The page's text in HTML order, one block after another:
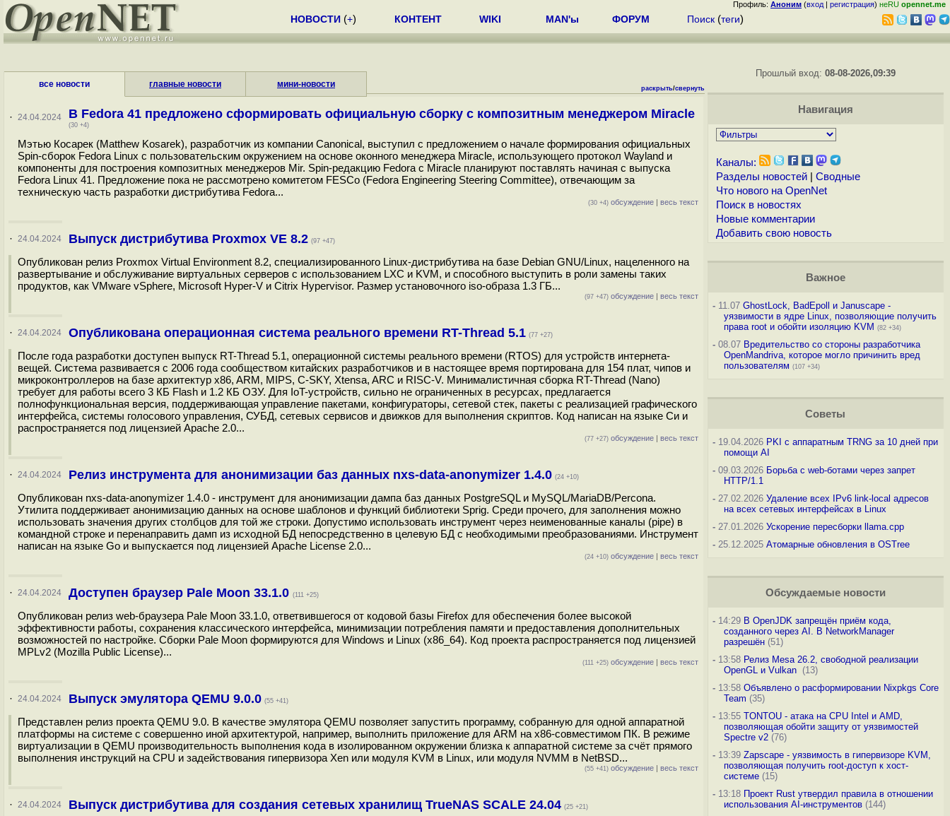
Профиль: Аноним (вход | регистрация) неRU opennet.me
НОВОСТИ (+) КОНТЕНТ WIKI MAN'ы ФОРУМ Поиск (теги)
все новости главные новости мини-новости раскрыть/свернуть
· 24.04.2024 В Fedora 41 предложено сформировать официальную сборку с композитным менеджером Miracle
(30 +4)
Мэтью Косарек (Matthew Kosarek), разработчик из компании Canonical, выступил с предложением о начале формирования официальных
Spin-сборок Fedora Linux с пользовательским окружением на основе оконного менеджера Miracle, использующего протокол Wayland и
компоненты для построения композитных менеджеров Mir. Spin-редакцию Fedora с Miracle планируют поставлять начиная с выпуска
Fedora Linux 41. Предложение пока не рассмотрено комитетом FESCo (Fedora Engineering Steering Committee), отвечающим за
техническую часть разработки дистрибутива Fedora...
(30 +4) обсуждение | весь текст
· 24.04.2024 Выпуск дистрибутива Proxmox VE 8.2 (97 +47)
Опубликован релиз Proxmox Virtual Environment 8.2, специализированного Linux-дистрибутива на базе Debian GNU/Linux, нацеленного на
развертывание и обслуживание виртуальных серверов с использованием LXC и KVM, и способного выступить в роли замены таких
продуктов, как VMware vSphere, Microsoft Hyper-V и Citrix Hypervisor. Размер установочного iso-образа 1.3 ГБ...
(97 +47) обсуждение | весь текст
· 24.04.2024 Опубликована операционная система реального времени RT-Thread 5.1 (77 +27)
После года разработки доступен выпуск RT-Thread 5.1, операционной системы реального времени (RTOS) для устройств интернета-
вещей. Система развивается с 2006 года сообществом китайских разработчиков и в настоящее время портирована для 154 плат, чипов и
микроконтроллеров на базе архитектур x86, ARM, MIPS, С-SKY, Xtensa, ARC и RISC-V. Минималистичная сборка RT-Thread (Nano)
требует для работы всего 3 КБ Flash и 1.2 КБ ОЗУ. Для IoT-устройств, сильно не ограниченных в ресурсах, предлагается
полнофункциональная версия, поддерживающая управление пакетами, конфигураторы, сетевой стек, пакеты с реализацией графического
интерфейса, системы голосового управления, СУБД, сетевых сервисов и движков для выполнения скриптов. Код написан на языке Си и
распространяется под лицензией Apache 2.0...
(77 +27) обсуждение | весь текст
· 24.04.2024 Релиз инструмента для анонимизации баз данных nxs-data-anonymizer 1.4.0 (24 +10)
Опубликован nxs-data-anonymizer 1.4.0 - инструмент для анонимизации дампа баз данных PostgreSQL и MySQL/MariaDB/Percona.
Утилита поддерживает анонимизацию данных на основе шаблонов и функций библиотеки Sprig. Среди прочего, для заполнения можно
использовать значения других столбцов для той же строки. Допустимо использовать инструмент через неименованные каналы (pipe) в
командной строке и перенаправить дамп из исходной БД непосредственно в целевую БД с необходимыми преобразованиями. Инструмент
написан на языке Go и выпускается под лицензией Apache License 2.0...
(24 +10) обсуждение | весь текст
· 24.04.2024 Доступен браузер Pale Moon 33.1.0 (111 +25)
Опубликован релиз web-браузера Pale Moon 33.1.0, ответвившегося от кодовой базы Firefox для обеспечения более высокой
эффективности работы, сохранения классического интерфейса, минимизации потребления памяти и предоставления дополнительных
возможностей по настройке. Сборки Pale Moon формируются для Windows и Linux (x86_64). Код проекта распространяется под лицензией
MPLv2 (Mozilla Public License)...
(111 +25) обсуждение | весь текст
· 24.04.2024 Выпуск эмулятора QEMU 9.0.0 (55 +41)
Представлен релиз проекта QEMU 9.0. В качестве эмулятора QEMU позволяет запустить программу, собранную для одной аппаратной
платформы на системе с совершенно иной архитектурой, например, выполнить приложение для ARM на x86-совместимом ПК. В режиме
виртуализации в QEMU производительность выполнения кода в изолированном окружении близка к аппаратной системе за счёт прямого
выполнения инструкций на CPU и задействования гипервизора Xen или модуля KVM в Linux, или модуля NVMM в NetBSD...
(55 +41) обсуждение | весь текст
· 24.04.2024 Выпуск дистрибутива для создания сетевых хранилищ TrueNAS SCALE 24.04 (25 +21)
Прошлый вход:08-08-2026,09:39
Навигация
Каналы:
Разделы новостей| Сводные
Что нового на OpenNet
Поиск в новостях
Новые комментарии
Добавить свою новость
Важное
-11.07 GhostLock, BadEpoll и Januscape -
уязвимости в ядре Linux, позволяющие получить
права root и обойти изоляцию KVM (82 +34)
-08.07 Вредительство со стороны разработчика
OpenMandriva, которое могло причинить вред
пользователям (107 +34)
Советы
-19.04.2026 PKI с аппаратным TRNG за 10 дней при
помощи AI
-09.03.2026 Борьба с web-ботами через запрет
HTTP/1.1
-27.02.2026 Удаление всех IPv6 link-local адресов
на всех сетевых интерфейсах в Linux
-27.01.2026 Ускорение пересборки llama.cpp
-25.12.2025 Атомарные обновления в OSTree
Обсуждаемые новости
-14:29 В OpenJDK запрещён приём кода,
созданного через AI. В NetworkManager
разрешён(51)
-13:58 Релиз Mesa 26.2, свободной реализации
OpenGL и Vulkan (13)
-13:58 Объявлено о расформировании Nixpkgs Core
Team (35)
-13:55 TONTOU - атака на CPU Intel и AMD,
позволяющая обойти защиту от уязвимостей
Spectre v2(76)
-13:39 Zapscape - уязвимость в гипервизоре KVM,
позволяющая получить root-доступ к хост-
системе(15)
-13:18 Проект Rust утвердил правила в отношении
использования AI-инструментов(144)